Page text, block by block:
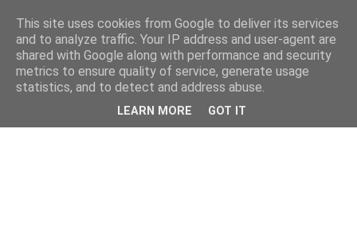
This site uses cookies from Google to deliver its services
and to analyze traffic. Your IP address and user-agent are
shared with Google along with performance and security
metrics to ensure quality of service, generate usage
statistics, and to detect and address abuse.
LEARN MORE GOT IT